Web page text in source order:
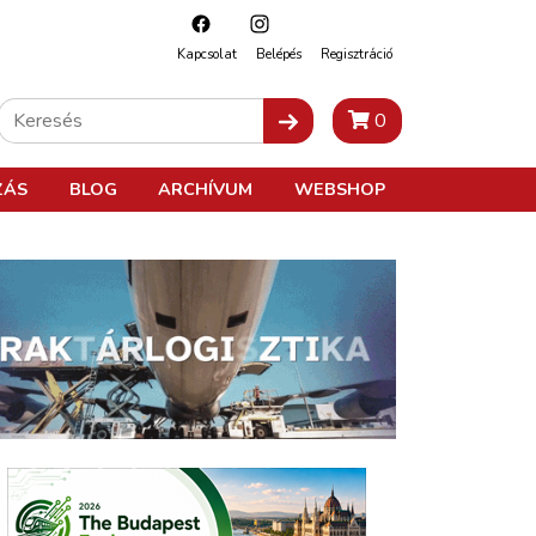
Kapcsolat Belépés Regisztráció
0
BLOG ARCHÍVUM WEBSHOP